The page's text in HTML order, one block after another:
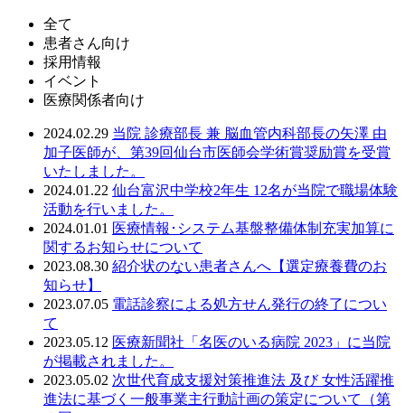
全て
患者さん向け
採用情報
イベント
医療関係者向け
2024.02.29 当院 診療部長 兼 脳血管内科部長の矢澤 由
加子医師が、第39回仙台市医師会学術賞奨励賞を受賞
いたしました。
2024.01.22 仙台富沢中学校2年生 12名が当院で職場体験
活動を行いました。
2024.01.01 医療情報･システム基盤整備体制充実加算に
関するお知らせについて
2023.08.30 紹介状のない患者さんへ【選定療養費のお
知らせ】
2023.07.05 電話診察による処方せん発行の終了につい
て
2023.05.12 医療新聞社「名医のいる病院 2023」に当院
が掲載されました。
2023.05.02 次世代育成支援対策推進法 及び 女性活躍推
進法に基づく一般事業主行動計画の策定について（第